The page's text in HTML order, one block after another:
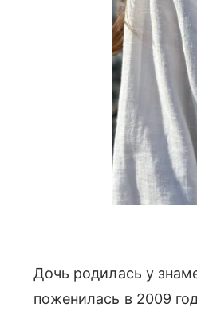
Дочь родилась у
поженилась в 2009